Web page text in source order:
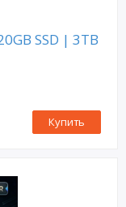
SSD | 3TB
Купить